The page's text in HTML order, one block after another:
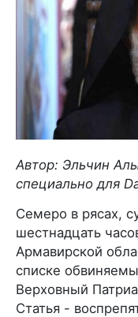
Автор: Эльчин
специально для
Семеро в рясах,
шестнадцать
Армавирской
списке
Верховный
Статья -